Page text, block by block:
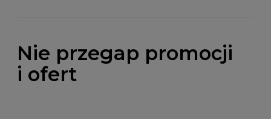
Nie przegap promocji
i ofert